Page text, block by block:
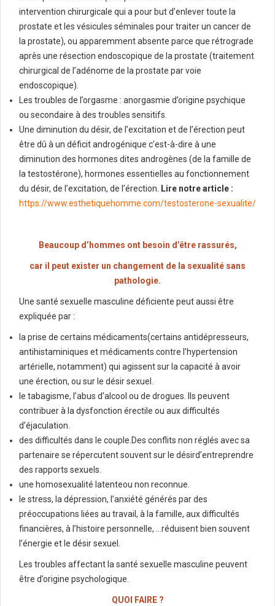
intervention chirurgicale qui a pour but d’enlever toute la
prostate et les vésicules séminales pour traiter un cancer de
la prostate), ou apparemment absente parce que rétrograde
après une résection endoscopique de la prostate (traitement
chirurgical de l’adénome de la prostate par voie
endoscopique).
Les troubles de l’orgasme : anorgasmie d’origine psychique
ou secondaire à des troubles sensitifs.
Une diminution du désir, de l’excitation et de l’érection peut
être dû à un déficit androgénique c’est-à-dire à une
diminution des hormones dites androgènes (de la famille de
la testostérone), hormones essentielles au fonctionnement
du désir, de l’excitation, de l’érection. Lire notre article :
https://www.esthetiquehomme.com/testosterone-sexualite/
Beaucoup d’hommes ont besoin d’être rassurés,
car il peut exister un changement de la sexualité sans
pathologie.
Une santé sexuelle masculine déficiente peut aussi être
expliquée par :
la prise de certains médicaments(certains antidépresseurs,
antihistaminiques et médicaments contre l’hypertension
artérielle, notamment) qui agissent sur la capacité à avoir
une érection, ou sur le désir sexuel.
le tabagisme, l’abus d’alcool ou de drogues. Ils peuvent
contribuer à la dysfonction érectile ou aux difficultés
d’éjaculation.
des difficultés dans le couple.Des conflits non réglés avec sa
partenaire se répercutent souvent sur le désird’entreprendre
des rapports sexuels.
une homosexualité latenteou non reconnue.
le stress, la dépression, l’anxiété générés par des
préoccupations liées au travail, à la famille, aux difficultés
financières, à l’histoire personnelle, …réduisent bien souvent
l’énergie et le désir sexuel.
Les troubles affectant la santé sexuelle masculine peuvent
être d’origine psychologique.
QUOI FAIRE ?